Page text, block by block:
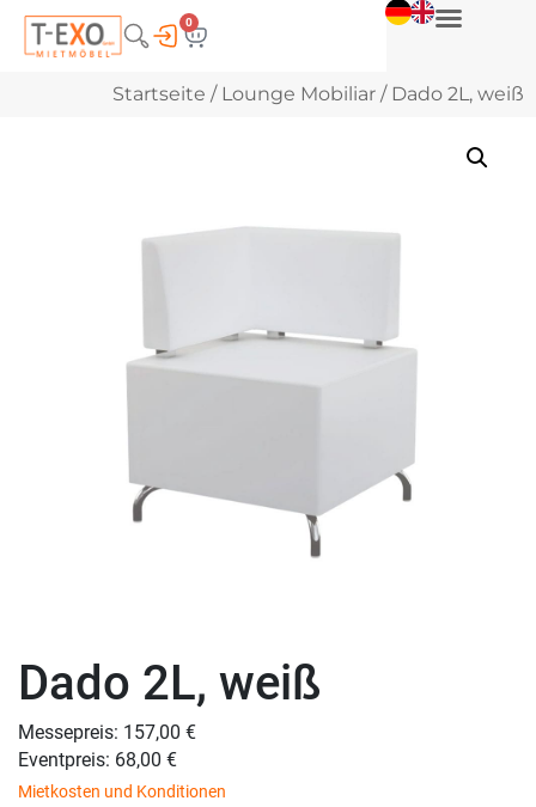
0
Startseite / Lounge Mobiliar / Dado 2L, weiß
Dado 2L, weiß
Messepreis: 157,00 €
Eventpreis: 68,00 €
Mietkosten und Konditionen